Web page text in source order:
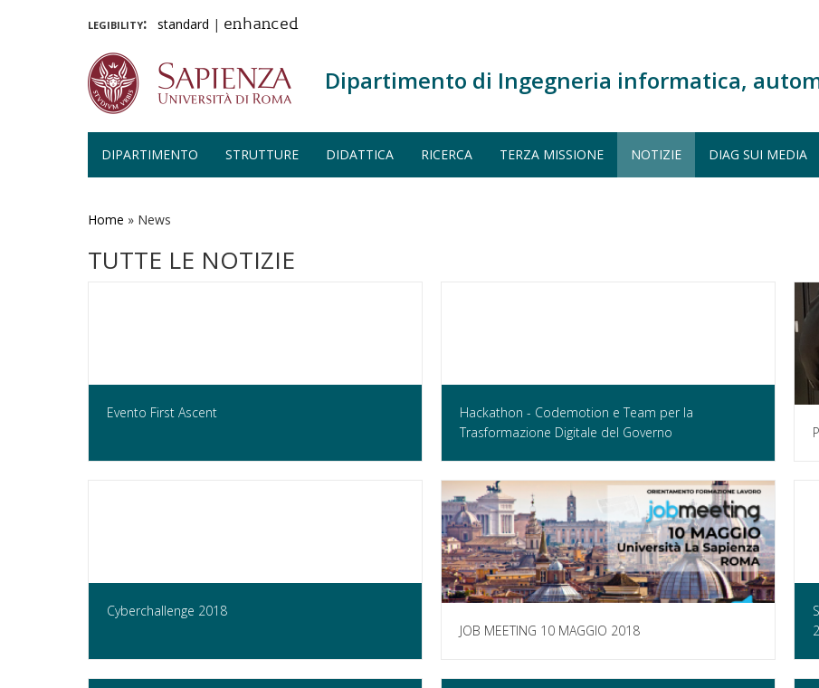
legibility: standard | enhanced
Dipartimento di Ingegneria informatica,
DIPARTIMENTO STRUTTURE DIDATTICA RICERCA TERZA MISSIONE NOTIZIE DIAG SUI MEDIA
Home » News
TUTTE LE NOTIZIE
Evento First Ascent
Hackathon - Codemotion e Team per la
Trasformazione Digitale del Governo
Cyberchallenge 2018
JOB MEETING 10 MAGGIO 2018